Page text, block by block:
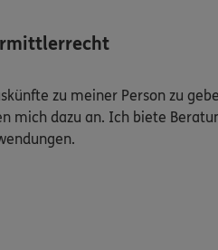
zu meiner Person zu
mich dazu an. Ich biete